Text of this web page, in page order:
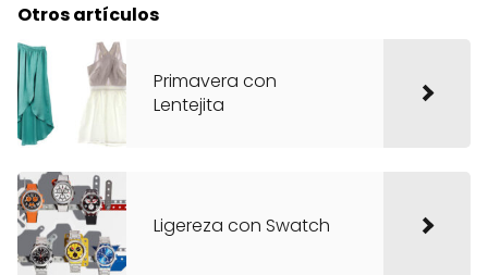
Otros artículos
Primavera con
Lentejita
Ligereza con Swatch